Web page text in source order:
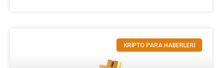
KRİPTO PARA HABERLERİ